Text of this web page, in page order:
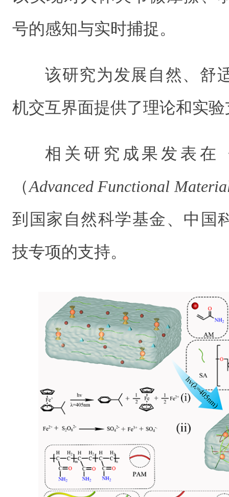
号的感知与实时捕捉。
该研究为发展自然、舒
机交互界面提供了理论和实
相关研究成果发表在
（Advanced Functional
到国家自然科学基金、中国
技专项的支持。